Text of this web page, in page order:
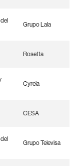
Grupo Lala
Rosetta
Cyrela
CESA
Grupo Televisa